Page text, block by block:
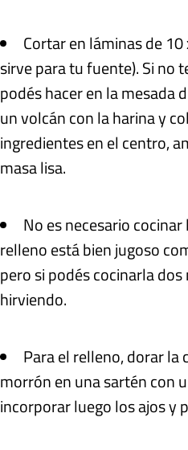
Cortar en láminas de
sirve para tu fuente). Si no
podés hacer en la mesada
un volcán con la harina y
ingredientes en el centro,
masa lisa.
No es necesario cocinar
relleno está bien jugoso
pero si podés cocinarla
hirviendo.
Para el relleno, dorar la
morrón en una sartén con
incorporar luego los ajos y